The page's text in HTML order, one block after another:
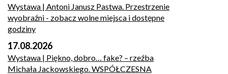
Wystawa | Antoni Janusz Pastwa. Przestrzenie
wyobraźni - zobacz wolne miejsca i dostępne
godziny
17.08.2026
Wystawa | Piękno, dobro… fake? – rzeźba
Michała Jackowskiego. WSPÓŁCZESNA